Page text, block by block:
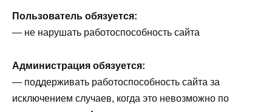
Пользователь обязуется:
— не нарушать работоспособность сайта
Администрация обязуется:
— поддерживать работоспособность сайта за
исключением случаев, когда это невозможно по